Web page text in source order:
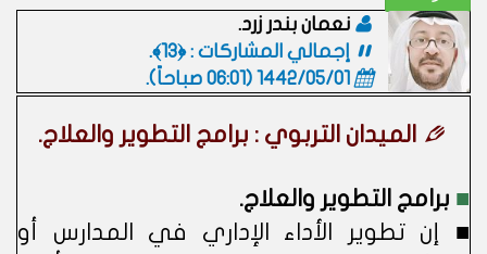
نعمان بندر زرد.
إجمالي المشاركات : ﴿13﴾.
1442/05/01 (06:01 صباحاً)
.
الميدان التربوي : برامج التطوير والعلاج.
■ برامج التطوير والعلاج.
■ إن تطوير الأداء الإداري في المدارس أو